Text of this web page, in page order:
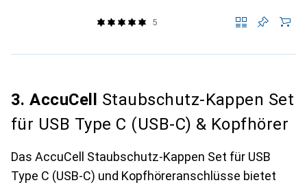
5
3. AccuCell
Staubschutz-Kappen Set
für USB Type C (USB-C) & Kopfhörer
Das AccuCell Staubschutz-Kappen Set für USB
Type C (USB-C) und Kopfhöreranschlüsse bietet